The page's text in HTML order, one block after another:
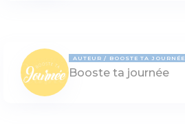
AUTEUR BOOSTE TA JOURNÉE
Booste ta journée